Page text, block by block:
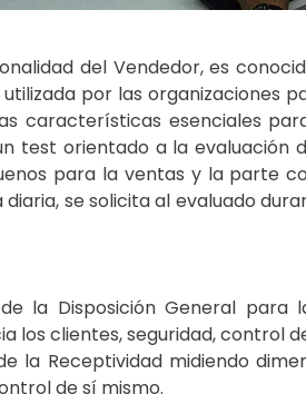
del Vendedor, es
por las organizaciones
características esenciales
test orientado a la evaluación
para la ventas y la parte
diaria, se solicita al evaluado
la Disposición General
los clientes, seguridad, control
la Receptividad midiendo
de sí mismo.